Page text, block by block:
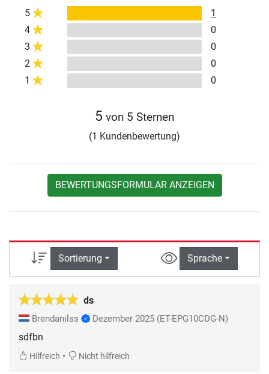
5
1
4
0
3
0
2
0
1
0
5 von 5 Sternen
(1 Kundenbewertung)
BEWERTUNGSFORMULAR ANZEIGEN
Sortierung Sprache
ds
Brendanilss Dezember 2025 (ET-EPG10CDG-N)
sdfbn
Hilfreich • Nicht hilfreich